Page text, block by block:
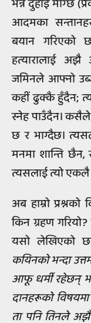
भन्ने दुहाई माग्छ
आदमका
बयान गरिएको
हत्यारालाई अझै
जमिनले आफ्नो
कहीं ढुक्कै हुँदैन;
स्नेह पाउँदैन।
छ र भाग्दैछ।
मनमा शान्ति
त्यसलाई त्यो एकलै
अब हाम्रो
किन ग्रहण
यसो लेखिएको
कयिनको भन्दा
आफू धर्मी रहेछन्
दानहरूको विषयमा
ता पनि तिनले